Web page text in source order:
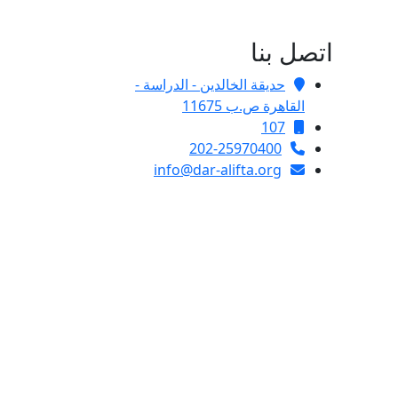
اتصل بنا
حديقة الخالدين - الدراسة -
القاهرة ص.ب 11675
107
202-25970400
info@dar-alifta.org